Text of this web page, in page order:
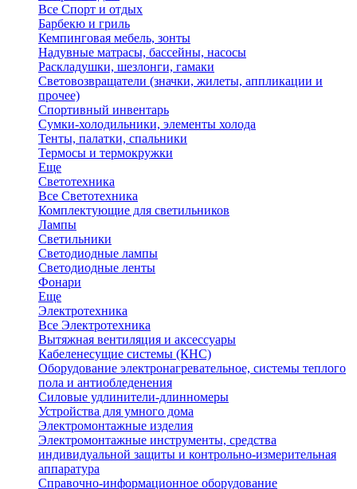
Все Спорт и отдых
Барбекю и гриль
Кемпинговая мебель, зонты
Надувные матрасы, бассейны, насосы
Раскладушки, шезлонги, гамаки
Световозвращатели (значки, жилеты, аппликации и
прочее)
Спортивный инвентарь
Сумки-холодильники, элементы холода
Тенты, палатки, спальники
Термосы и термокружки
Еще
Светотехника
Все Светотехника
Комплектующие для светильников
Лампы
Светильники
Светодиодные лампы
Светодиодные ленты
Фонари
Еще
Электротехника
Все Электротехника
Вытяжная вентиляция и аксессуары
Кабеленесущие системы (КНС)
Оборудование электронагревательное, системы теплого
пола и антиобледенения
Силовые удлинители-длинномеры
Устройства для умного дома
Электромонтажные изделия
Электромонтажные инструменты, средства
индивидуальной защиты и контрольно-измерительная
аппаратура
Справочно-информационное оборудование